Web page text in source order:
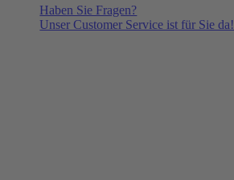
Haben Sie Fragen?
Unser Customer Service ist für Sie da!